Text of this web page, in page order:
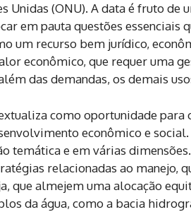
Unidas (ONU). A data é fruto de
em pauta questões essenciais
um recurso bem jurídico,
econômico, que requer uma
das demandas, os demais
como oportunidade para
econômico e
temática e em várias
relacionadas ao manejo,
que almejem uma alocação
da água, como a bacia